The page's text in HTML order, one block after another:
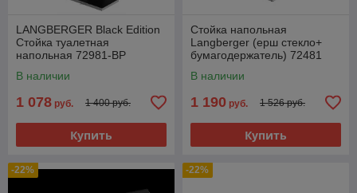
LANGBERGER Black Edition
Стойка туалетная
напольная 72981-BP
В наличии
1 078 руб. 1 400 руб.
Купить
Стойка напольная
Langberger (ерш стекло+
бумагодержатель) 72481
В наличии
1 190 руб. 1 526 руб.
Купить
-22% -22%